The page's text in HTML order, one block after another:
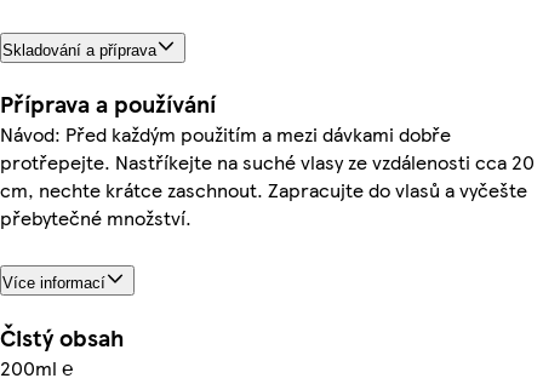
Skladování a příprava
Příprava a používání
Návod: Před každým použitím a mezi dávkami dobře
protřepejte. Nastříkejte na suché vlasy ze vzdálenosti cca 20
cm, nechte krátce zaschnout. Zapracujte do vlasů a vyčešte
přebytečné množství.
Více informací
Čistý obsah
200ml ℮